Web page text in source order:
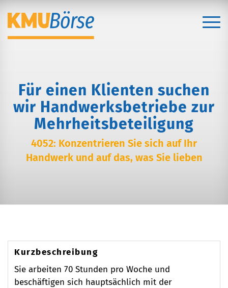
Für einen Klienten suchen
wir Handwerksbetriebe zur
Mehrheitsbeteiligung
4052: Konzentrieren Sie sich auf Ihr
Handwerk und auf das, was Sie lieben
Kurzbeschreibung
Sie arbeiten 70 Stunden pro Woche und
beschäftigen sich hauptsächlich mit der